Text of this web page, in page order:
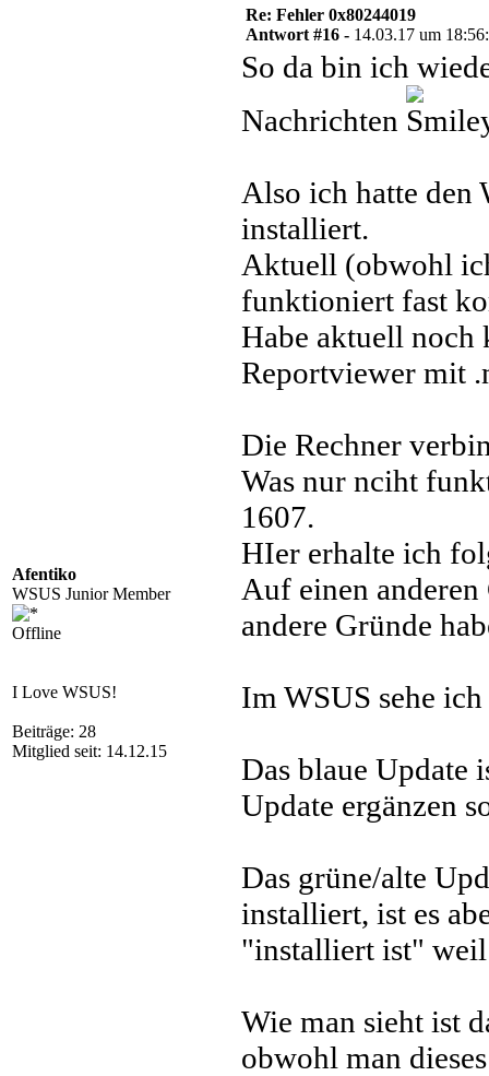
Afentiko
WSUS Junior Member
Offline
I Love WSUS!
Beiträge: 28
Mitglied seit: 14.12.15
Re: Fehler 0x80244019
Antwort #16 - 14.03.17 um
So da bin ich
Nachrichten
Also ich hatte den
installiert.
Aktuell (obwohl
funktioniert fast
Habe aktuell noch
Reportviewer mit
Die Rechner
Was nur nciht
1607.
HIer erhalte ich
Auf einen
andere Gründe
Im WSUS sehe
Das blaue Update
Update ergänzen
Das grüne/alte
installiert, ist es
"installiert ist" weil
Wie man sieht ist
obwohl man